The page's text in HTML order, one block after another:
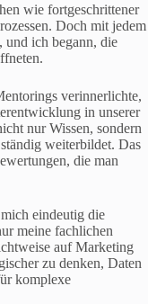
wie fortgeschrittener
Doch mit jedem
und ich begann, die
verinnerlichte,
in unserer
nur Wissen, sondern
weiterbildet. Das
die man
eindeutig die
meine fachlichen
auf Marketing
zu denken, Daten
komplexe